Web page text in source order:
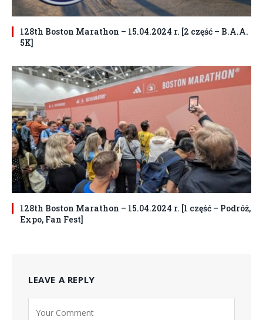
128th Boston Marathon – 15.04.2024 r. [2 część – B.A.A.
5K]
128th Boston Marathon – 15.04.2024 r. [1 część – Podróż,
Expo, Fan Fest]
LEAVE A REPLY